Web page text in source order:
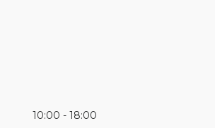
10:00
18:00